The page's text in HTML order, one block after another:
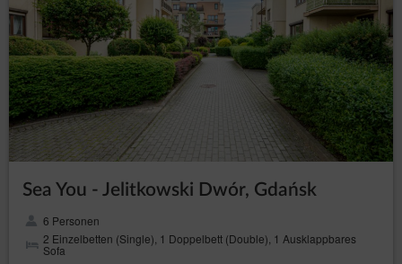
Sea You - Jelitkowski Dwór, Gdańsk
6 Personen
2 Einzelbetten (Single), 1 Doppelbett (Double), 1 Ausklappbares
Sofa